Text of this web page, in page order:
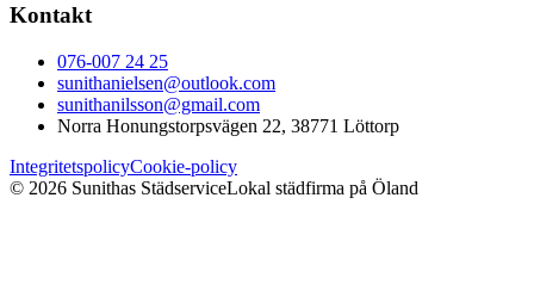
Kontakt
076-007 24 25
sunithanielsen@outlook.com
sunithanilsson@gmail.com
Norra Honungstorpsvägen 22, 38771 Löttorp
IntegritetspolicyCookie-policy
© 2026 Sunithas StädserviceLokal städfirma på Öland